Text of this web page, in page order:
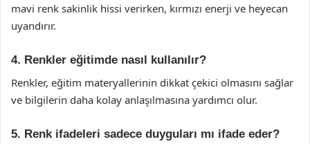
mavi renk sakinlik hissi verirken, kırmızı enerji ve heyecan
uyandırır.
4. Renkler eğitimde nasıl kullanılır?
Renkler, eğitim materyallerinin dikkat çekici olmasını sağlar
ve bilgilerin daha kolay anlaşılmasına yardımcı olur.
5. Renk ifadeleri sadece duyguları mı ifade eder?